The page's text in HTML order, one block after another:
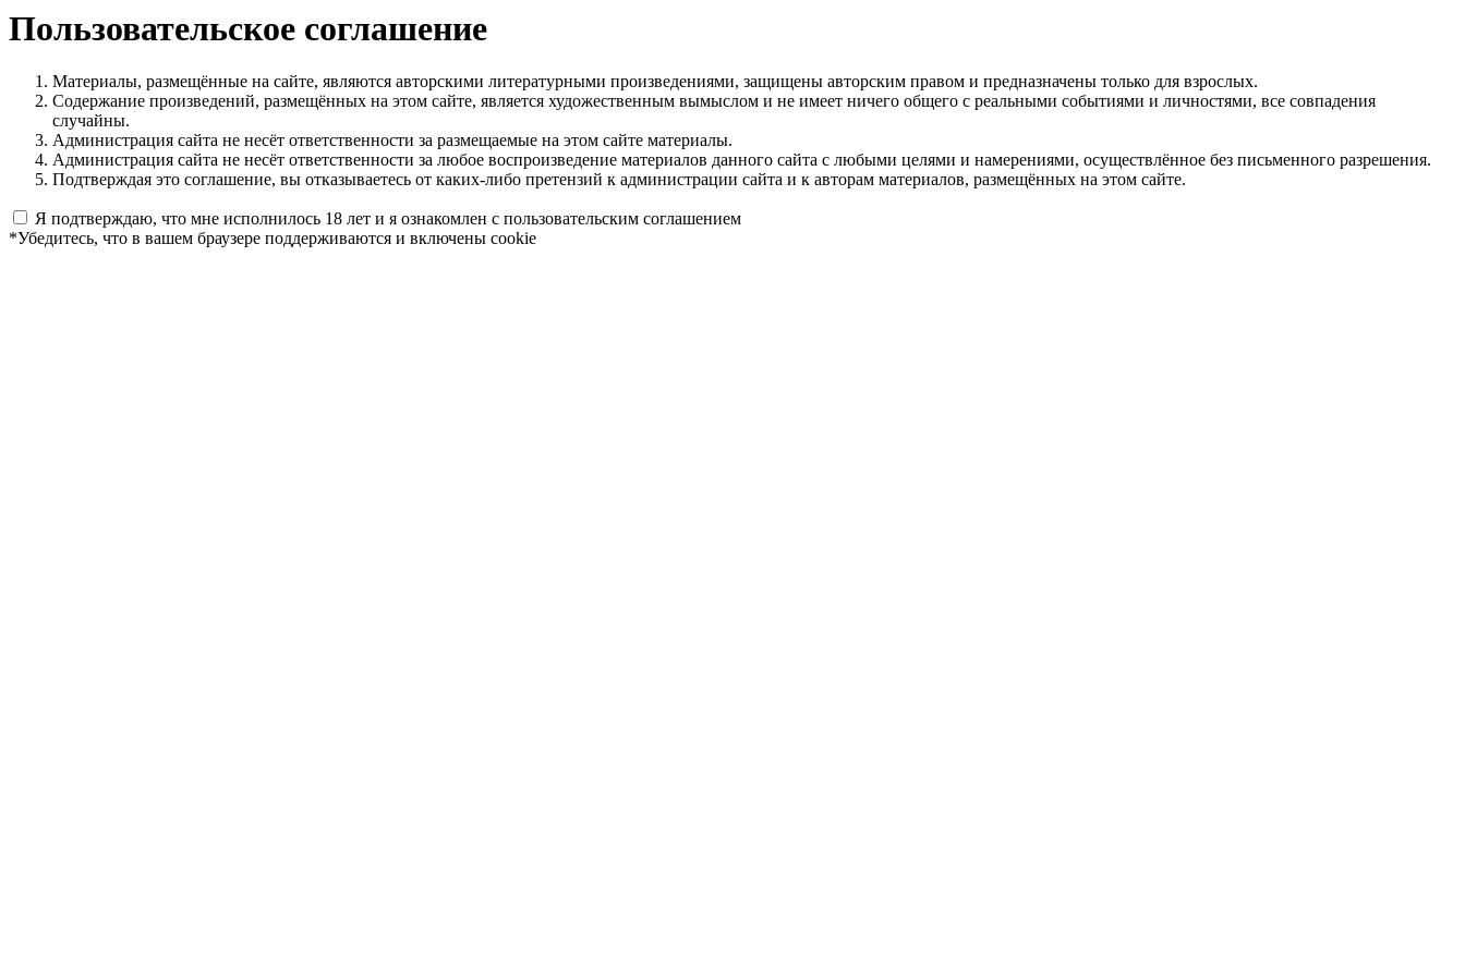
Пользовательское соглашение
Материалы, размещённые на сайте, являются авторскими литературными произведениями, защищены авторским правом и предназначены только для взрослых.
Содержание произведений, размещённых на этом сайте, является художественным вымыслом и не имеет ничего общего с реальными событиями и личностями, все совпадения
случайны.
Администрация сайта не несёт ответственности за размещаемые на этом сайте материалы.
Администрация сайта не несёт ответственности за любое воспроизведение материалов данного сайта с любыми целями и намерениями, осуществлённое без письменного разрешения.
Подтверждая это соглашение, вы отказываетесь от каких-либо претензий к администрации сайта и к авторам материалов, размещённых на этом сайте.
Я подтверждаю, что мне исполнилось 18 лет и я ознакомлен с пользовательским соглашением
*Убедитесь, что в вашем браузере поддерживаются и включены cookie